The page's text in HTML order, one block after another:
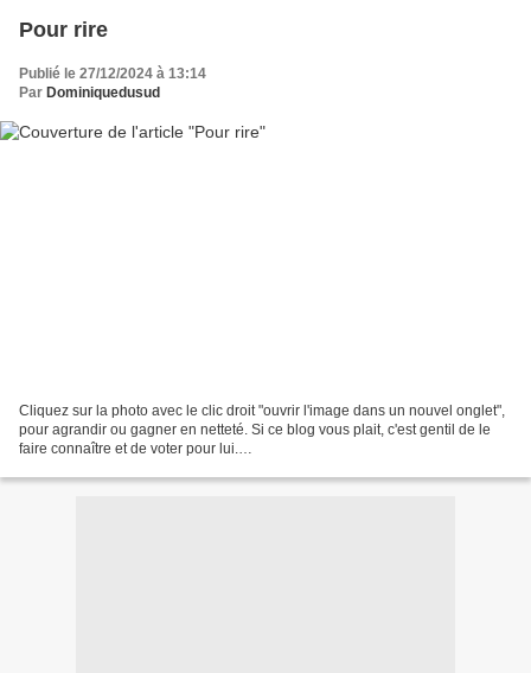
Pour rire
Publié le 27/12/2024 à 13:14
Par Dominiquedusud
Cliquez sur la photo avec le clic droit "ouvrir l'image dans un nouvel onglet",
pour agrandir ou gagner en netteté. Si ce blog vous plait, c'est gentil de le
faire connaître et de voter pour lui.